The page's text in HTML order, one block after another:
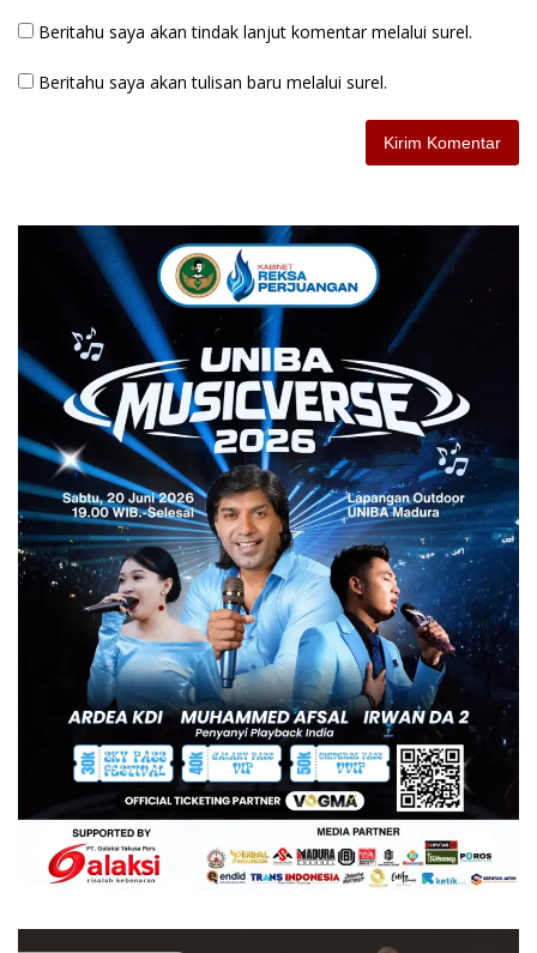
Beritahu saya akan tindak lanjut komentar melalui surel.
Beritahu saya akan tulisan baru melalui surel.